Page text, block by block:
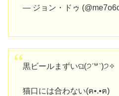
— ジョン・ドゥ
黒ビールまずいଘ(੭ˊ꒳​ˋ)੭✧
猫口には合わない(ฅ•.•ฅ)